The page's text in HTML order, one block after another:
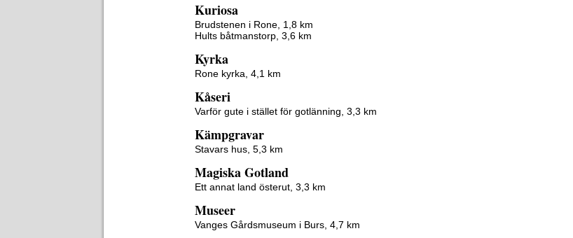
Kuriosa
Brudstenen i Rone, 1,8 km
Hults båtmanstorp, 3,6 km
Kyrka
Rone kyrka, 4,1 km
Kåseri
Varför gute i stället för gotlänning, 3,3 km
Kämpgravar
Stavars hus, 5,3 km
Magiska Gotland
Ett annat land österut, 3,3 km
Museer
Vanges Gårdsmuseum i Burs, 4,7 km